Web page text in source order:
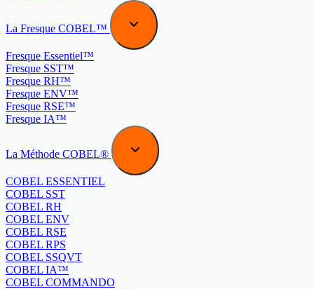
La Fresque COBEL™
Fresque Essentiel™
Fresque SST™
Fresque RH™
Fresque ENV™
Fresque RSE™
Fresque IA™
La Méthode COBEL®
COBEL ESSENTIEL
COBEL SST
COBEL RH
COBEL ENV
COBEL RSE
COBEL RPS
COBEL SSQVT
COBEL IA™
COBEL COMMANDO